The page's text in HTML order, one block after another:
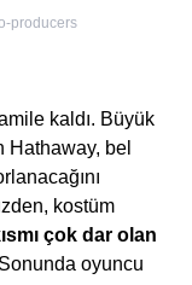
producers
kaldı. Büyük
Hathaway, bel
kostüm
çok dar olan
Sonunda oyuncu